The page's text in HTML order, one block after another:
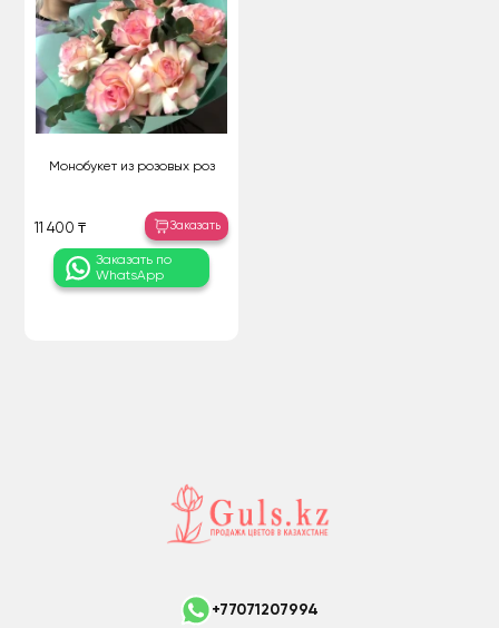
Монобукет из розовых роз
11 400 ₸ Заказать
Заказать по
WhatsApp
+77071207994